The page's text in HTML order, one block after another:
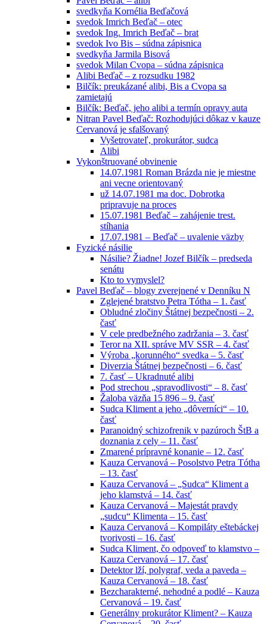
svedkyňa Kornélia Beďačová
svedok Imrich Beďač – otec
svedok Ing. Imrich Beďač – brat
svedok Ivo Bis – súdna zápisnica
svedkyňa Jarmila Bisová
svedok Milan Cvopa – súdna zápisnica
Alibi Beďač – z rozsudku 1982
Bilčík: preukázané alibi, Bis a Cvopa sa
zamietajú
Bilčík: Beďač, jeho alibi a termín opravy auta
Nitran Pavel Beďač: Rozhodujúci dôkaz v kauze
Cervanová je sfalšovaný
Vyšetrovateľ, prokurátor, sudca
Alibi
Vykonštruované obvinenie
14.07.1981 Roman Brázda nie je miestne
ani vecne orientovaný
už 14.07.1981 ma doc. Dobrotka
pripravuje na proces
15.07.1981 Beďač – zahájenie trest.
stíhania
17.07.1981 – Beďač – uvalenie väzby
Fyzické násilie
Násilie? Žiadne! Jozef Bilčík – predseda
senátu
Kto to vymyslel?
Pavel Beďač – blogy zverejnené v Denníku N
Zglejené bratstvo Petra Tótha – 1. časť
Obludné zločiny Štátnej bezpečnosti – 2.
časť
V cele predbežného zadržania – 3. časť
Teror na XII. správe MV SSR – 4. časť
Výroba „korunného“ svedka – 5. časť
Diverzia Štátnej bezpečnosti – 6. časť
7. časť – Ukradnuté alibi
Pod strechou „spravodlivosti“ – 8. časť
Žaloba väzňa 15 896 – 9. časť
Sudca Kliment a jeho „dôverníci“ – 10.
časť
Paranoidný schizofrenik v pazúroch ŠtB a
doznania z cely – 11. časť
Zmarené prípravné konanie – 12. časť
Kauza Cervanová – Posolstvo Petra Tótha
– 13. časť
Kauza Cervanová – „Sudca“ Kliment a
jeho klamstvá – 14. časť
Kauza Cervanová – Majestát pravdy
„sudcu“ Klimenta – 15. časť
Kauza Cervanová – Kompiláty eštebáckej
tvorivosti – 16. časť
Sudca Kliment, čo odpoveď to klamstvo –
Kauza Cervanová – 17. časť
Detektor lží, polygraf, veda a paveda –
Kauza Cervanová – 18. časť
Bezcharakterné, nehodné a podlé – Kauza
Cervanová – 19. časť
Generálny prokurátor Kliment? – Kauza